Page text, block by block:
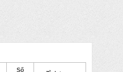
Số